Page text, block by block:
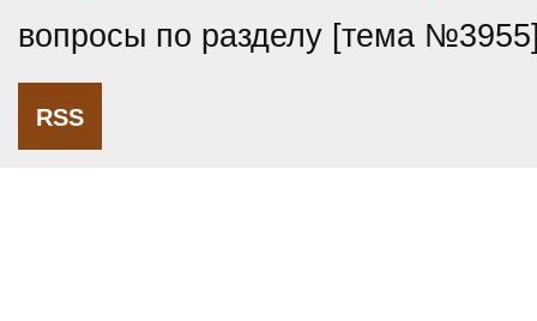
вопросы по разделу [тема
RSS